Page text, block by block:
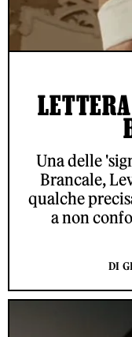
Una delle
Brancale,
qualche
a non
DI